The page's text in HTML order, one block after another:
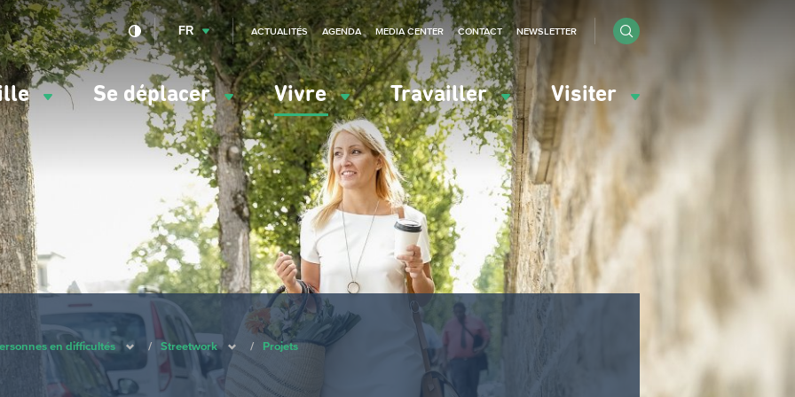
Se déplacer Vivre Travailler Visiter
FR ACTUALITÉS AGENDA MEDIA CENTER CONTACT NEWSLETTER
en difficultés / Streetwork / Projets